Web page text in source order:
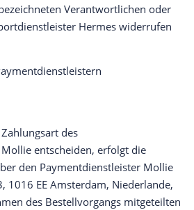
Verantwortlichen oder
Hermes widerrufen
des
entscheiden, erfolgt die
den Paymentdienstleister Mollie
1016 EE Amsterdam, Niederlande,
des Bestellvorgangs mitgeteilten